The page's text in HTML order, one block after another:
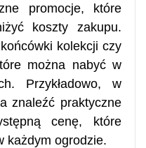
promocje, które
koszty zakupu.
kolekcji czy
można nabyć w
Przykładowo, w
znaleźć praktyczne
cenę, które
każdym ogrodzie.